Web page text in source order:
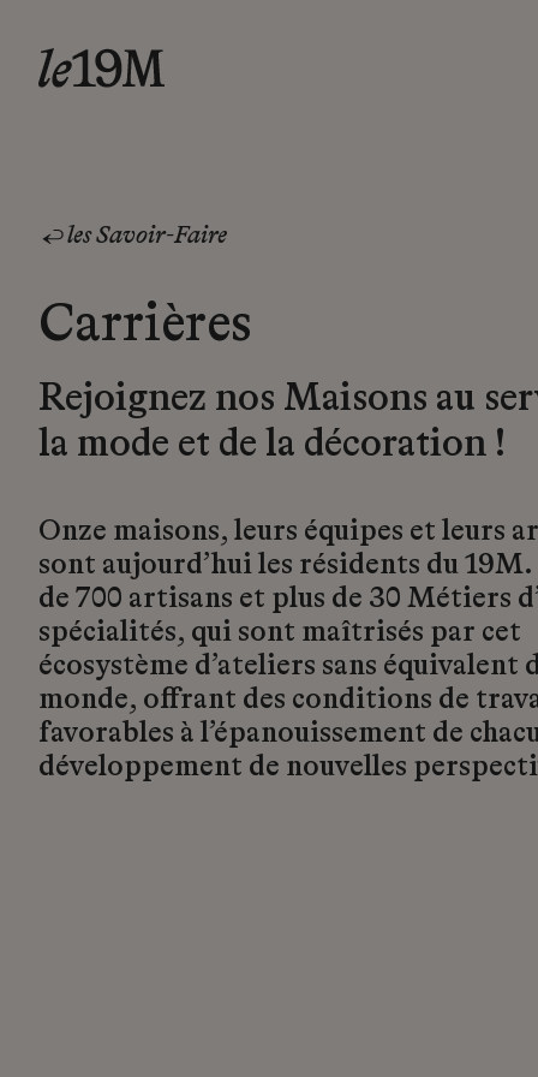
les Savoir-Faire
Carrières
Rejoignez nos Maisons au
la mode et de la décoration !
Onze maisons, leurs équipes et leurs
sont aujourd’hui les résidents du
de 700 artisans et plus de 30 Métiers
spécialités, qui sont maîtrisés par cet
écosystème d’ateliers sans équivalent
monde, offrant des conditions de
favorables à l’épanouissement de
développement de nouvelles